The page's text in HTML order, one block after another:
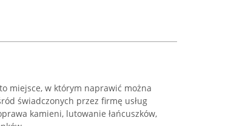
miejsce, w którym naprawić można
świadczonych przez firmę usług
kamieni, lutowanie łańcuszków,